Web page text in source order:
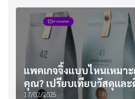
แพคเกจจิ้งแบบไหนเหมา
คุณ? เปรียบเทียบวัสดุแล
17/02/2025